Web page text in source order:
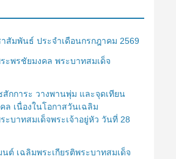
สัมพันธ์ ประจำเดือนกรกฎาคม 2569
ะพรชัยมงคล พระบาทสมเด็จ
สักการะ วางพานพุ่ม และจุดเทียน
ล เนื่องในโอกาสวันเฉลิม
บาทสมเด็จพระเจ้าอยู่หัว วันที่ 28
ต์ เฉลิมพระเกียรติพระบาทสมเด็จ